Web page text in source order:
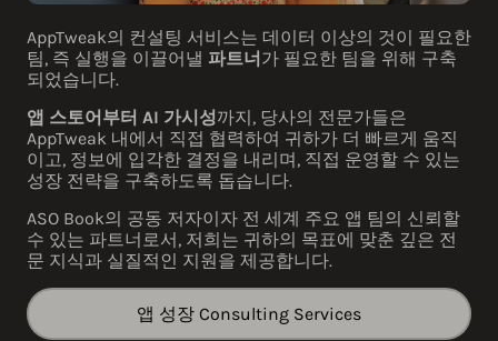
AppTweak의 컨설팅 서비스는 데이터 이상의 것이 필요한
팀, 즉 실행을 이끌어낼 파트너가 필요한 팀을 위해 구축
되었습니다.
앱 스토어부터 AI 가시성까지, 당사의 전문가들은
AppTweak 내에서 직접 협력하여 귀하가 더 빠르게 움직
이고, 정보에 입각한 결정을 내리며, 직접 운영할 수 있는
성장 전략을 구축하도록 돕습니다.
ASO Book의 공동 저자이자 전 세계 주요 앱 팀의 신뢰할
수 있는 파트너로서, 저희는 귀하의 목표에 맞춘 깊은 전
문 지식과 실질적인 지원을 제공합니다.
앱 성장 Consulting Services